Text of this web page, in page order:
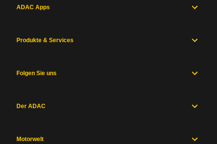
ADAC Apps
Produkte & Services
Folgen Sie uns
Der ADAC
Motorwelt